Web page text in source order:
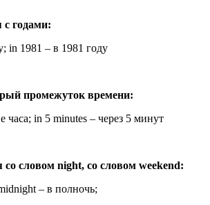
с годами:
in 1981 – в 1981 году
промежуток времени:
часа; in 5 minutes – через 5 минут
со словом night, со словом weekend:
– в полночь;